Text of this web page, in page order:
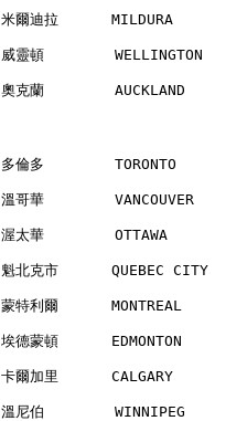
米爾迪拉      MILDURA
威靈頓
奧克蘭        AUCKLAND
多倫多        TORONTO
溫哥華
渥太華        OTTAWA
魁北克市      QUEBEC
蒙特利爾
埃德蒙頓
卡爾加里      CALGARY
溫尼伯        WINNIPEG